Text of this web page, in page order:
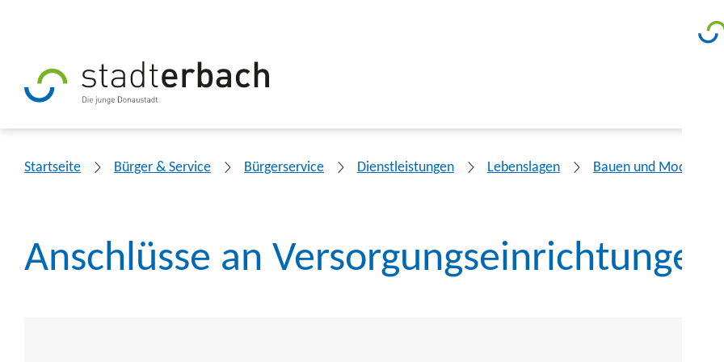
Startseite Bürger & Service Bürgerservice Dienstleistungen Lebenslagen Bauen und
Anschlüsse an Versorgungseinrichtungen